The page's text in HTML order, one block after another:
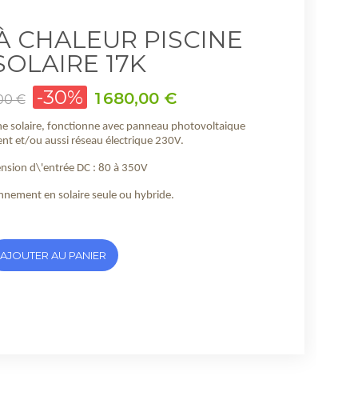
CHALEUR PISCINE
17K
€ -30% Prix
1 680,00 €
solaire, fonctionne avec panneau photovoltaique
et/ou aussi réseau électrique 230V.
d\'entrée DC : 80 à 350V
en solaire seule ou hybride.
AJOUTER AU PANIER